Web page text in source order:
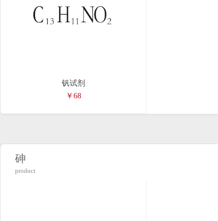
钒试剂
￥68
砷
product